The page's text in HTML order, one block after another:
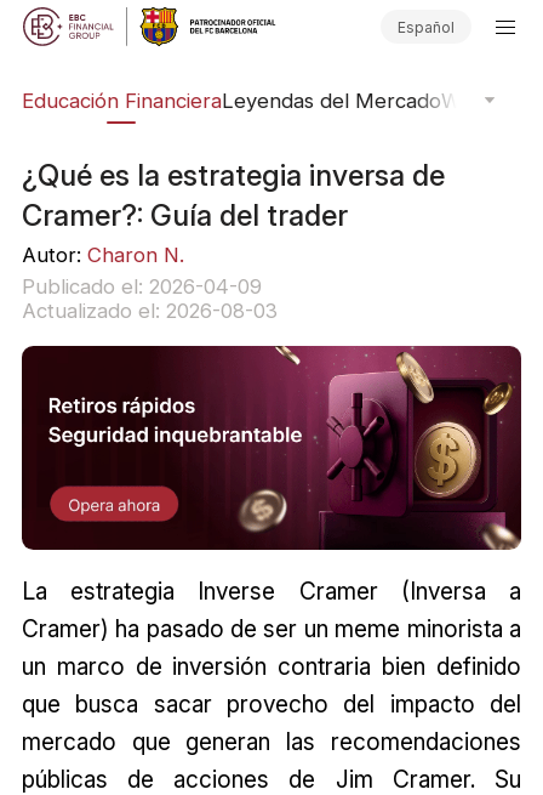
Español
Educación FinancieraLeyendas del MercadoWebinars
¿Qué es la estrategia inversa de
Cramer?: Guía del trader
Autor: Charon N.
Publicado el: 2026-04-09
Actualizado el: 2026-08-03
La estrategia Inverse Cramer (Inversa a
Cramer) ha pasado de ser un meme minorista a
un marco de inversión contraria bien definido
que busca sacar provecho del impacto del
mercado que generan las recomendaciones
públicas de acciones de Jim Cramer. Su